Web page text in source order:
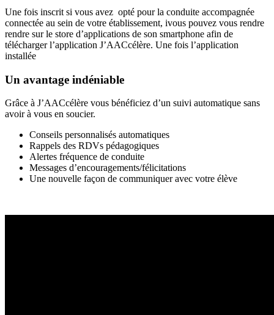
Une fois inscrit si vous avez opté pour la conduite accompagnée
connectée au sein de votre établissement, ivous pouvez vous rendre
rendre sur le store d’applications de son smartphone afin de
télécharger l’application J’AACcélère. Une fois l’application
installée
Un avantage indéniable
Grâce à J’AACcélère vous bénéficiez d’un suivi automatique sans
avoir à vous en soucier.
Conseils personnalisés automatiques
Rappels des RDVs pédagogiques
Alertes fréquence de conduite
Messages d’encouragements/félicitations
Une nouvelle façon de communiquer avec votre élève